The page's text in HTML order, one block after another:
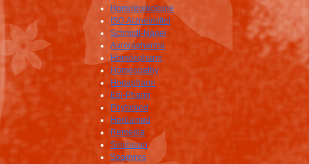
Homotoxikologie
ISO Arzneimittel
Schmidt-Nagel
Aurorapharma
Homöopharm
Homeopathy
Hogapharm
Ebi-Pharm
Phytomed
Herbamed
Remedia
Similasan
Spagyros